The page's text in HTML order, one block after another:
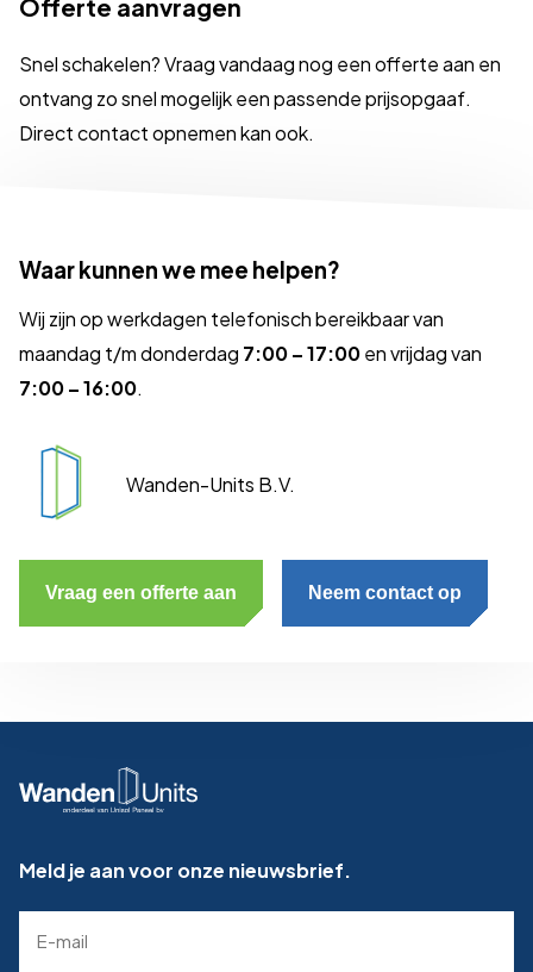
Offerte aanvragen
Snel schakelen? Vraag vandaag nog een offerte aan en
ontvang zo snel mogelijk een passende prijsopgaaf.
Direct contact opnemen kan ook.
Waar kunnen we mee helpen?
Wij zijn op werkdagen telefonisch bereikbaar van
maandag t/m donderdag 7:00 – 17:00en vrijdag van
7:00 – 16:00.
Wanden-Units B.V.
Vraag een offerte aan Neem contact op
Meld je aan voor onze nieuwsbrief.
mailadres